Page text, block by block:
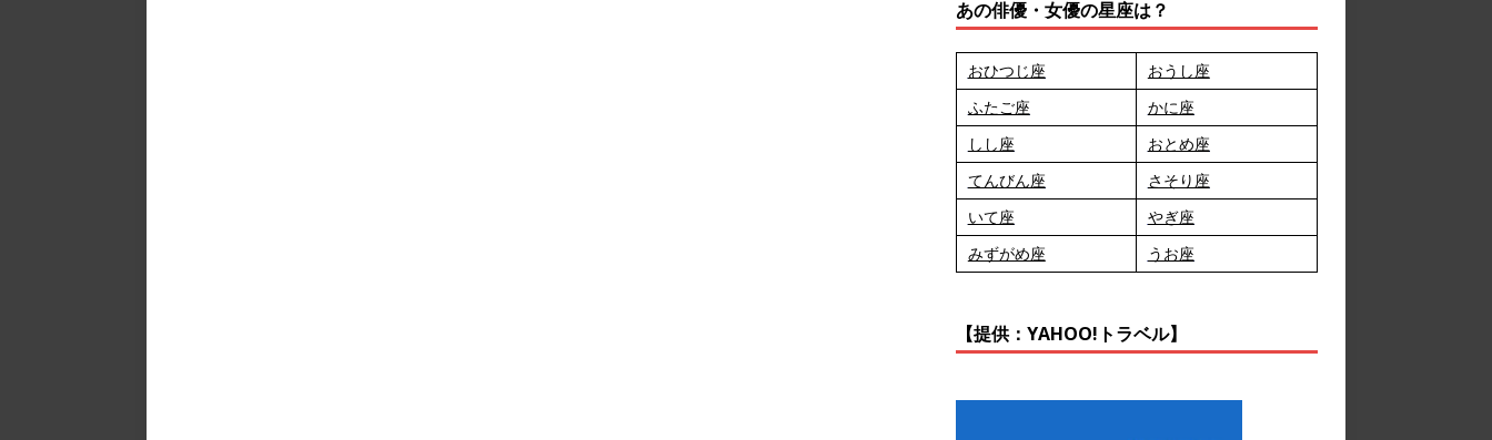
あの俳優・女優の星座は？
おひつじ座
おうし座
ふたご座
かに座
しし座
おとめ座
てんびん座
さそり座
いて座
やぎ座
みずがめ座
うお座
【提供：YAHOO!トラベル】